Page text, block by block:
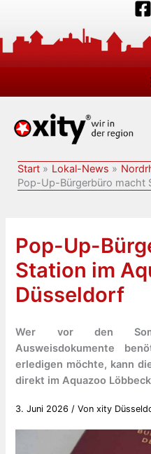
springen
Start Lokal-News
Pop-Up-Bürgerbüro macht
Pop-Up-
Station im
Düsseldorf
Wer vor den
Ausweisdokumente
erledigen möchte, kann
direkt im Aquazoo
3. Juni 2026 / Vonxity